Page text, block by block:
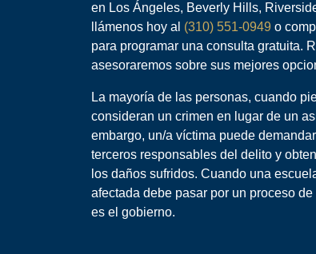
en Los Ángeles, Beverly Hills,
llámenos hoy al (310) 551-0949 o
para programar una consulta gratuita.
asesoraremos sobre sus mejores
La mayoría de las personas, cuando
consideran un crimen en lugar de un
embargo, un/a víctima puede
terceros responsables del delito y
los daños sufridos. Cuando una
afectada debe pasar por un proceso
es el gobierno.